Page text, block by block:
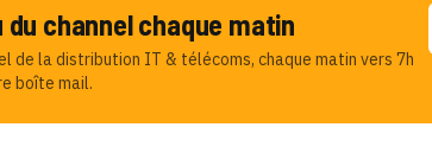
du channel chaque matin
de la distribution IT & télécoms, chaque matin vers 7h
boîte mail.